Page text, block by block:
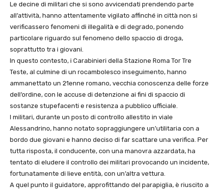
Le decine di militari che si sono avvicendati prendendo parte
all’attività, hanno attentamente vigilato affinché in città non si
verificassero fenomeni di illegalità e di degrado, ponendo
particolare riguardo sul fenomeno dello spaccio di droga,
soprattutto tra i giovani.
In questo contesto, i Carabinieri della Stazione Roma Tor Tre
Teste, al culmine di un rocambolesco inseguimento, hanno
ammanettato un 21enne romano, vecchia conoscenza delle forze
dell’ordine, con le accuse di detenzione ai fini di spaccio di
sostanze stupefacenti e resistenza a pubblico ufficiale.
I militari, durante un posto di controllo allestito in viale
Alessandrino, hanno notato sopraggiungere un’utilitaria con a
bordo due giovani e hanno deciso di far scattare una verifica. Per
tutta risposta, il conducente, con una manovra azzardata, ha
tentato di eludere il controllo dei militari provocando un incidente,
fortunatamente di lieve entità, con un’altra vettura.
A quel punto il guidatore, approfittando del parapiglia, è riuscito a